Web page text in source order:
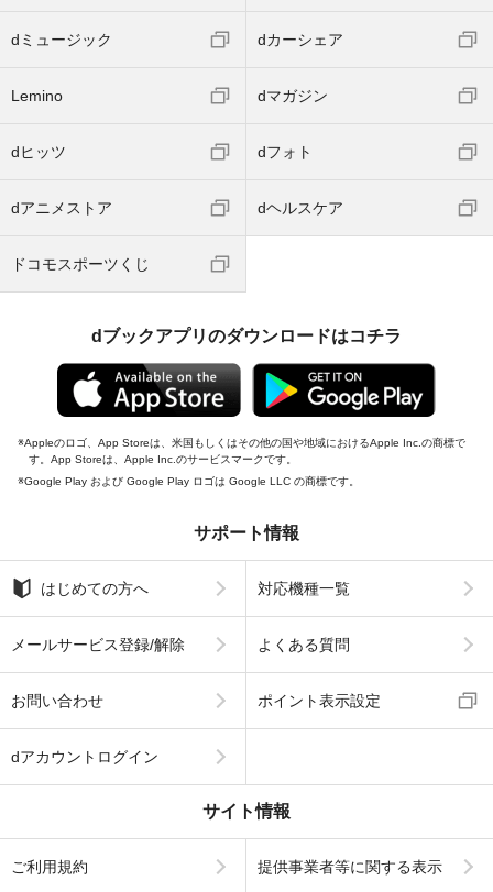
dミュージック dカーシェア
Lemino dマガジン
dヒッツ dフォト
dアニメストア dヘルスケア
ドコモスポーツくじ
dブックアプリのダウンロードはコチラ
Appleのロゴ、App Storeは、米国もしくはその他の国や地域におけるApple Inc.の商標で
す。App Storeは、Apple Inc.のサービスマークです。
Google Play および Google Play ロゴは Google LLC の商標です。
サポート情報
はじめての方へ 対応機種一覧
メールサービス登録/解除 よくある質問
お問い合わせ ポイント表示設定
dアカウントログイン
サイト情報
ご利用規約 提供事業者等に関する表示